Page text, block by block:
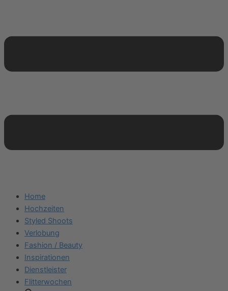
Home
Hochzeiten
Styled Shoots
Verlobung
Fashion / Beauty
Inspirationen
Dienstleister
Flitterwochen